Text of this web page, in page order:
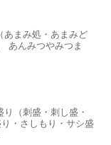
あまみ処・あまみど
あんみつやみつま
（刺盛・刺し盛・
・さしもり・サシ盛